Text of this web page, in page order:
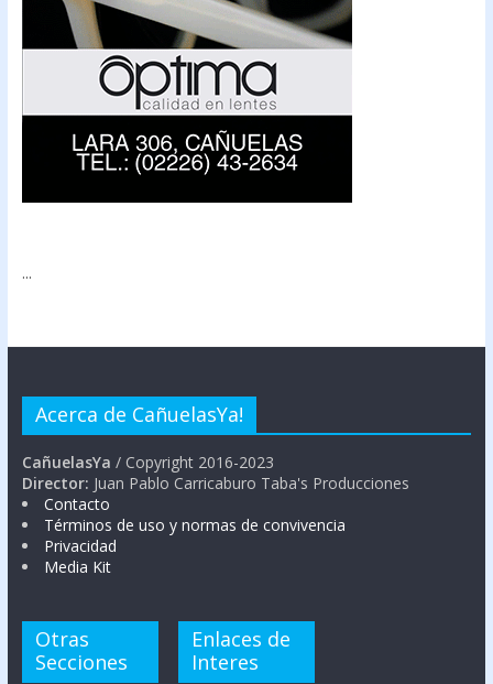
...
Acerca de CañuelasYa!
CañuelasYa / Copyright 2016-2023
Director: Juan Pablo Carricaburo Taba's Producciones
Contacto
Términos de uso y normas de convivencia
Privacidad
Media Kit
Otras
Secciones
Enlaces de
Interes